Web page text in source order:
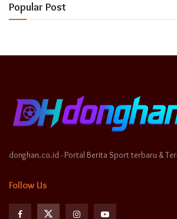
Popular Post
donghan.co.id - Portal Berita Sport terbaru &
Follow Us